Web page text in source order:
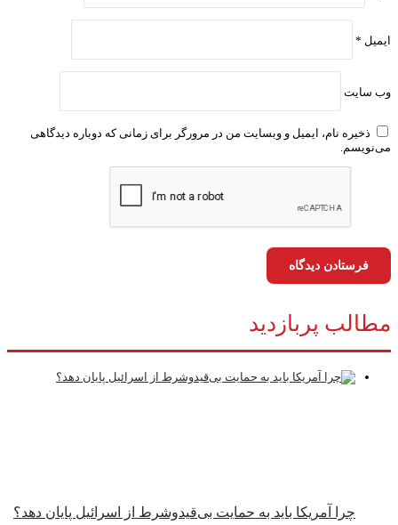
*
سایت
ذخیره نام، ایمیل و وبسایت من در مرورگر برای زمانی که دوباره دیدگاهی
پربازدید
چرا آمریکا باید به حمایت بی‌قیدوشرط از اسرائیل پایان دهد؟